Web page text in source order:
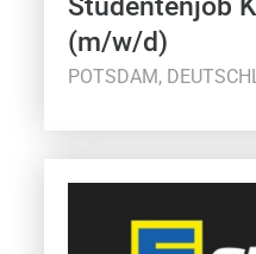
(m/w/d)
POTSDAM,